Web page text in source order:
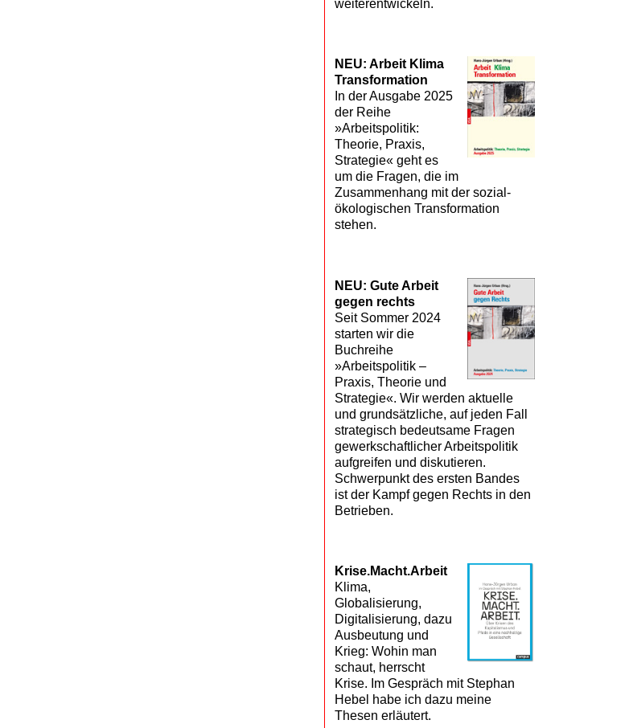
weiterentwickeln.
NEU: Arbeit Klima
Transformation
In der Ausgabe 2025
der Reihe
»Arbeitspolitik:
Theorie, Praxis,
Strategie« geht es
um die Fragen, die im
Zusammenhang mit der sozial-
ökologischen Transformation
stehen.
NEU: Gute Arbeit
gegen rechts
Seit Sommer 2024
starten wir die
Buchreihe
»Arbeitspolitik –
Praxis, Theorie und
Strategie«. Wir werden aktuelle
und grundsätzliche, auf jeden Fall
strategisch bedeutsame Fragen
gewerkschaftlicher Arbeitspolitik
aufgreifen und diskutieren.
Schwerpunkt des ersten Bandes
ist der Kampf gegen Rechts in den
Betrieben.
Krise.Macht.Arbeit
Klima,
Globalisierung,
Digitalisierung, dazu
Ausbeutung und
Krieg: Wohin man
schaut, herrscht
Krise. Im Gespräch mit Stephan
Hebel habe ich dazu meine
Thesen erläutert.